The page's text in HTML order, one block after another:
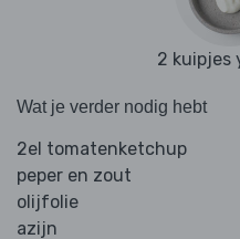
2 kuipjes
Wat je verder nodig hebt
2el tomatenketchup
peper en zout
olijfolie
azijn